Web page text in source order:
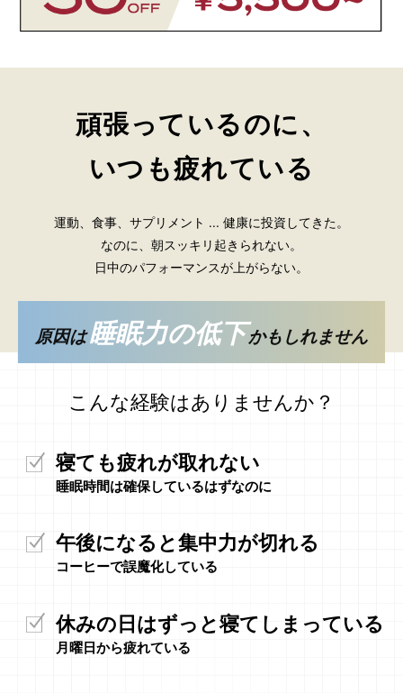
頑張っているのに、
いつも疲れている
運動、食事、サプリメント ... 健康に投資してきた。
なのに、朝スッキリ起きられない。
日中のパフォーマンスが上がらない。
原因は睡眠力の低下かもしれません
こんな経験はありませんか？
寝ても疲れが取れない
睡眠時間は確保しているはずなのに
午後になると集中力が切れる
コーヒーで誤魔化している
休みの日はずっと寝てしまっている
月曜日から疲れている